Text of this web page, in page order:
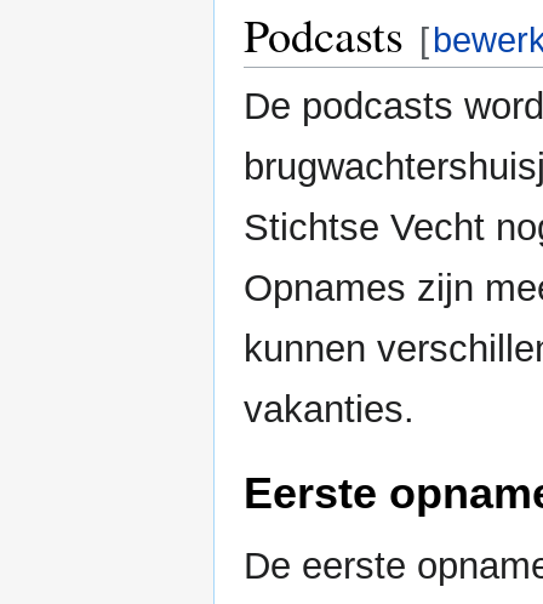
Podcasts [
De podcasts
Stichtse Vecht
Opnames zijn
kunnen
vakanties.
Eerste
De eerste